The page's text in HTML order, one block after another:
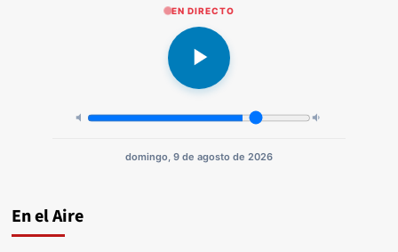
EN DIRECTO
domingo, 9 de agosto de 2026
En el Aire